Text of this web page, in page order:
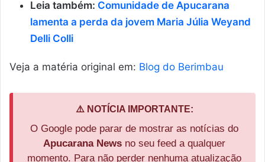
Leia também: Comunidade de Apucarana
lamenta a perda da jovem Maria Júlia Weyand
Delli Colli
Veja a matéria original em: Blog do Berimbau
⚠️ NOTÍCIA IMPORTANTE:
O Google pode parar de mostrar as notícias do
Apucarana News no seu feed a qualquer
momento. Para não perder nenhuma atualização